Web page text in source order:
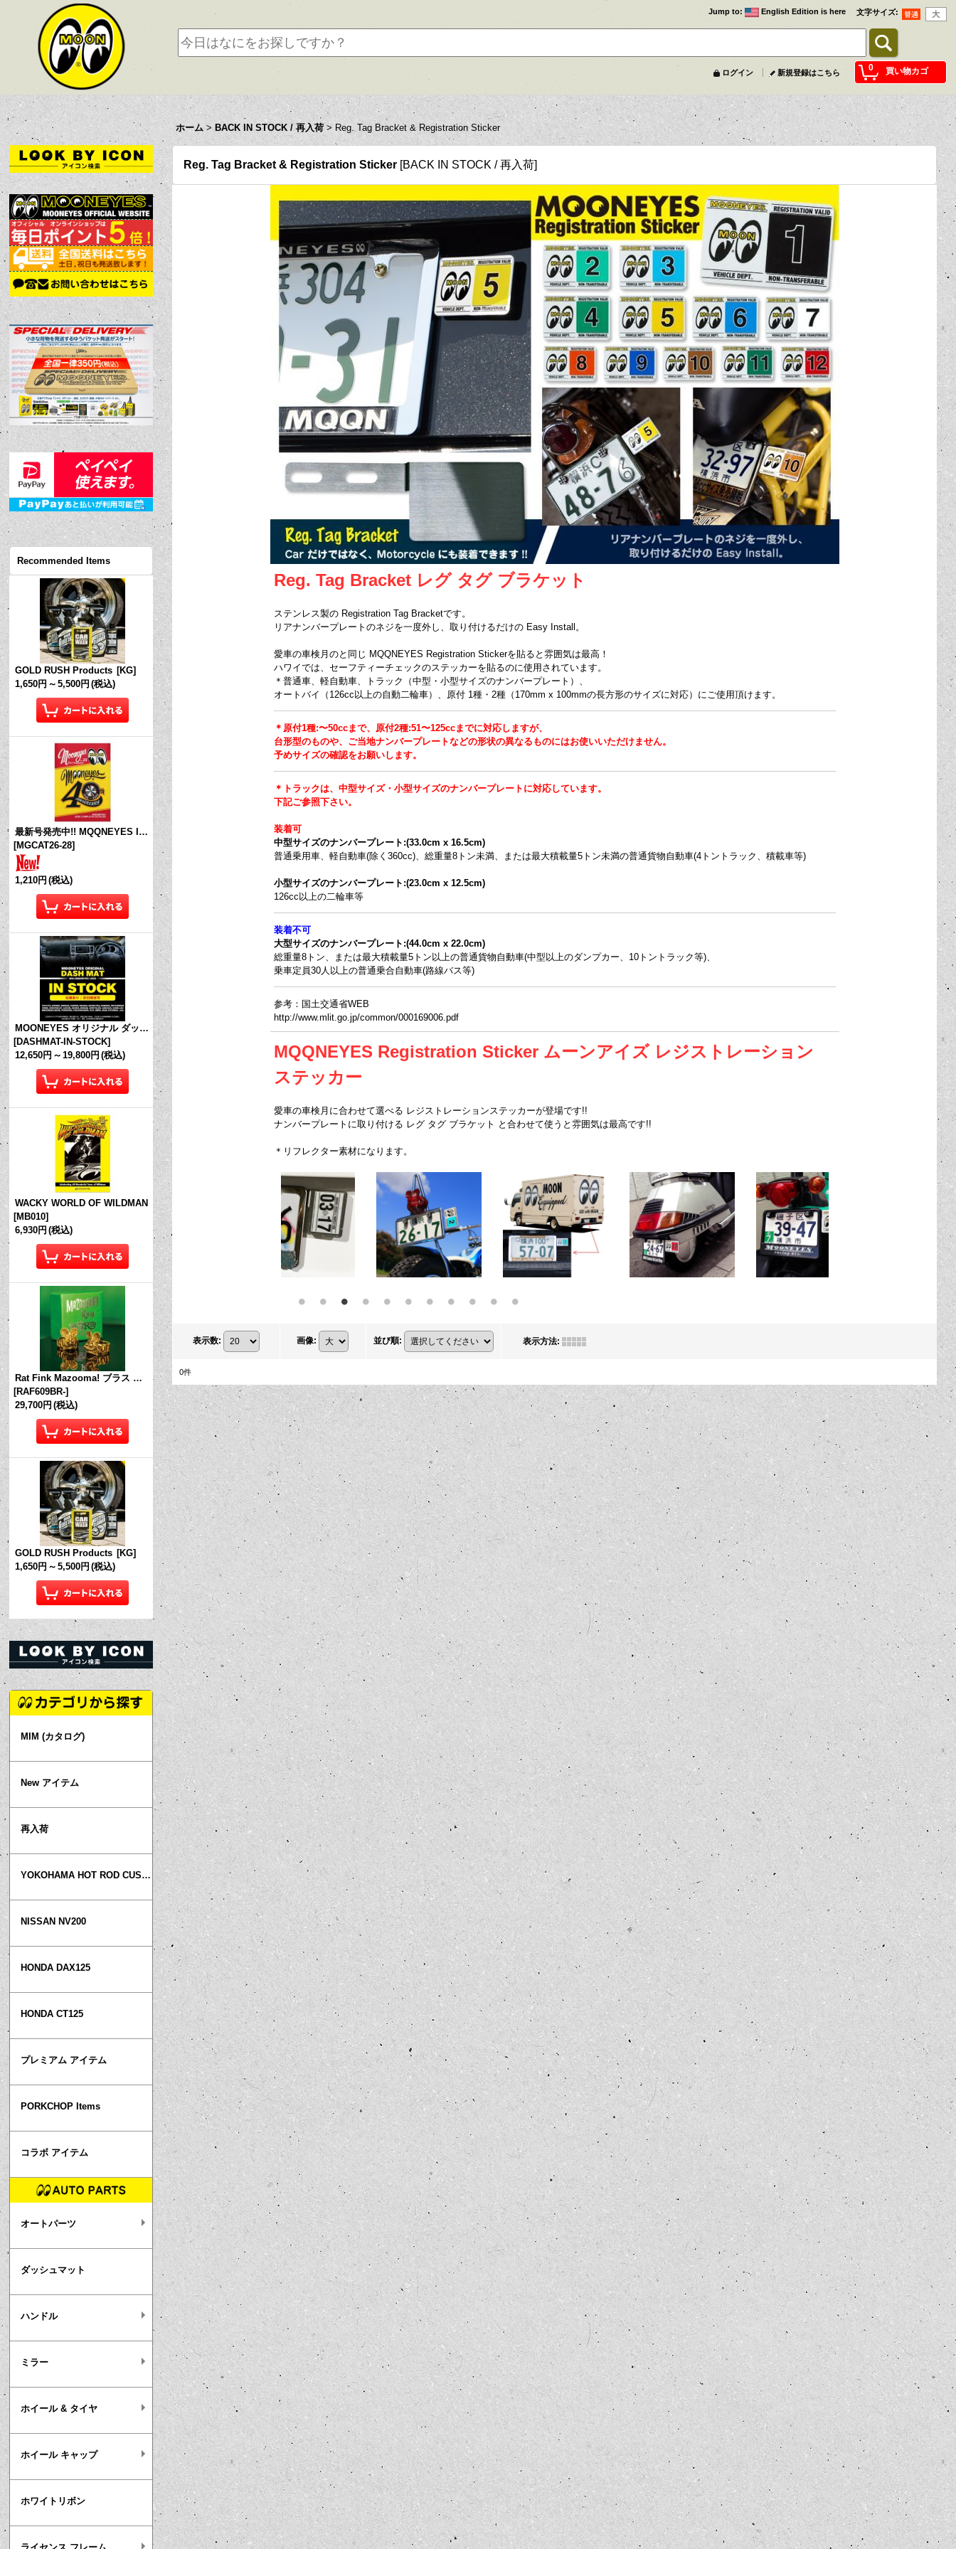
文字サイズ:
Jump to: English Edition is here
0 買い物カゴ
ログイン 新規登録はこちら
ホーム > BACK IN STOCK / 再入荷 > Reg. Tag Bracket & Registration Sticker
Recommended Items
GOLD RUSH Products [KG]
1,650円 ～ 5,500円 (税込)
最新号発売中!! MQQNEYES International Magazine No.28 2026
[MGCAT26-28]
1,210円 (税込)
MOONEYES オリジナル ダッシュマット (in Stock!)
[DASHMAT-IN-STOCK]
12,650円 ～ 19,800円 (税込)
WACKY WORLD OF WILDMAN
[MB010]
6,930円 (税込)
Rat Fink Mazooma! ブラス リング
[RAF609BR-]
29,700円 (税込)
GOLD RUSH Products [KG]
1,650円 ～ 5,500円 (税込)
MIM (カタログ)
New アイテム
再入荷
YOKOHAMA HOT ROD CUSTOM SHOW
NISSAN NV200
HONDA DAX125
HONDA CT125
プレミアム アイテム
PORKCHOP Items
コラボ アイテム
オートパーツ
ダッシュマット
ハンドル
ミラー
ホイール & タイヤ
ホイール キャップ
ホワイトリボン
Reg. Tag Bracket & Registration Sticker [BACK IN STOCK / 再入荷]
Reg. Tag Bracket レグ タグ ブラケット
ステンレス製の Registration Tag Bracketです。
リアナンバープレートのネジを一度外し、取り付けるだけの Easy Install。
愛車の車検月のと同じ MQQNEYES Registration Stickerを貼ると雰囲気は最高！
ハワイでは、セーフティーチェックのステッカーを貼るのに使用されています。
＊普通車、軽自動車、トラック（中型・小型サイズのナンバープレート）、
オートバイ（126cc以上の自動二輪車）、原付 1種・2種（170mm x 100mmの長方形のサイズに対応）にご使用頂けます。
＊原付1種:〜50ccまで、原付2種:51〜125ccまでに対応しますが、
台形型のものや、ご当地ナンバープレートなどの形状の異なるものにはお使いいただけません。
予めサイズの確認をお願いします。
＊トラックは、中型サイズ・小型サイズのナンバープレートに対応しています。
下記ご参照下さい。
装着可
中型サイズのナンバープレート:(33.0cm x 16.5cm)
普通乗用車、軽自動車(除く360cc)、総重量8トン未満、または最大積載量5トン未満の普通貨物自動車(4トントラック、積載車等)
小型サイズのナンバープレート:(23.0cm x 12.5cm)
126cc以上の二輪車等
装着不可
大型サイズのナンバープレート:(44.0cm x 22.0cm)
総重量8トン、または最大積載量5トン以上の普通貨物自動車(中型以上のダンプカー、10トントラック等)、
乗車定員30人以上の普通乗合自動車(路線バス等)
参考：国土交通省WEB
http://www.mlit.go.jp/common/000169006.pdf
MQQNEYES Registration Sticker ムーンアイズ レジストレーション
ステッカー
愛車の車検月に合わせて選べる レジストレーションステッカーが登場です!!
ナンバープレートに取り付ける レグ タグ ブラケット と合わせて使うと雰囲気は最高です!!
＊リフレクター素材になります。
表示数: 画像: 並び順: 表示方法:
0件